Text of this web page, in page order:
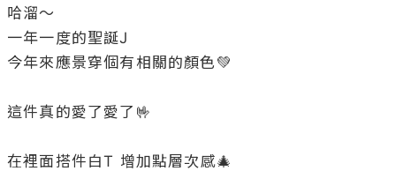
哈溜～
一年一度的聖誕J
今年來應景穿個有相關的顏色💚
這件真的愛了愛了🤟
在裡面搭件白T 增加點層次感🎄